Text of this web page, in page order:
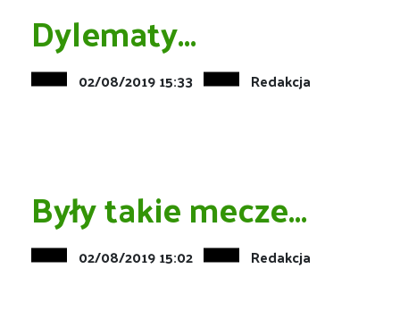
Dylematy...
02/08/2019 15:33 Redakcja
Były takie mecze...
02/08/2019 15:02 Redakcja